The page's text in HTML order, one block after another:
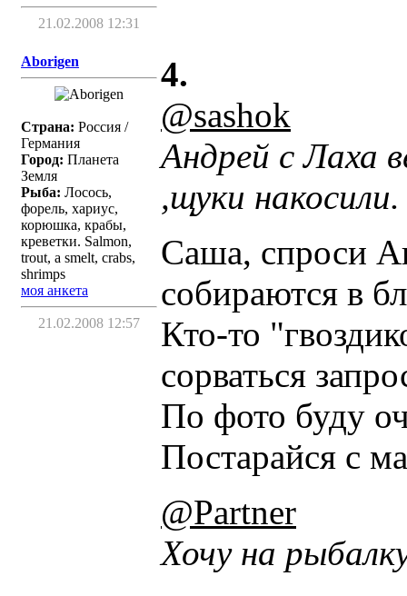
21.02.2008 12:31
Aborigen
Страна: Россия /
Германия
Город: Планета
Земля
Рыба: Лосось,
форель, хариус,
корюшка, крабы,
креветки. Salmon,
trout, a smelt, crabs,
shrimps
моя анкета
21.02.2008 12:57
4.
@sashok
Андрей с Лаха
,щуки накосили.
Саша, спроси
собираются в
Кто-то
сорваться
По фото буду
Постарайся с
@Partner
Хочу на